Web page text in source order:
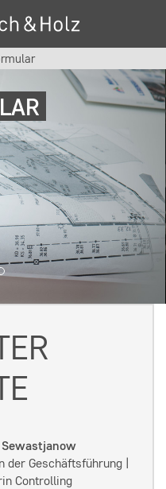
Sewastjanow
der Geschäftsführung |
Controlling